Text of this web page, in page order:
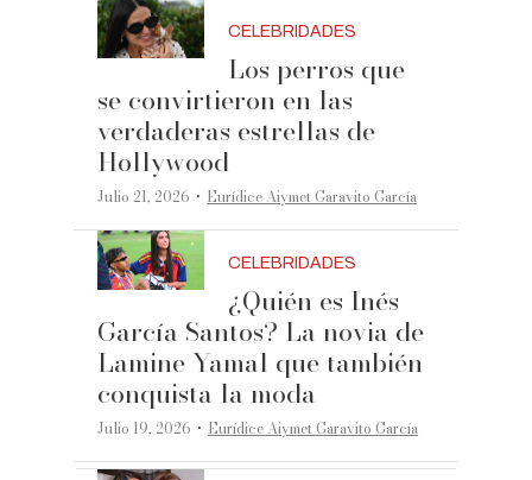
CELEBRIDADES
Los perros que
se convirtieron en las
verdaderas estrellas de
Hollywood
Julio 21, 2026 ·Eurídice Aiymet Garavito García
CELEBRIDADES
¿Quién es Inés
García Santos? La novia de
Lamine Yamal que también
conquista la moda
Julio 19, 2026 ·Eurídice Aiymet Garavito García